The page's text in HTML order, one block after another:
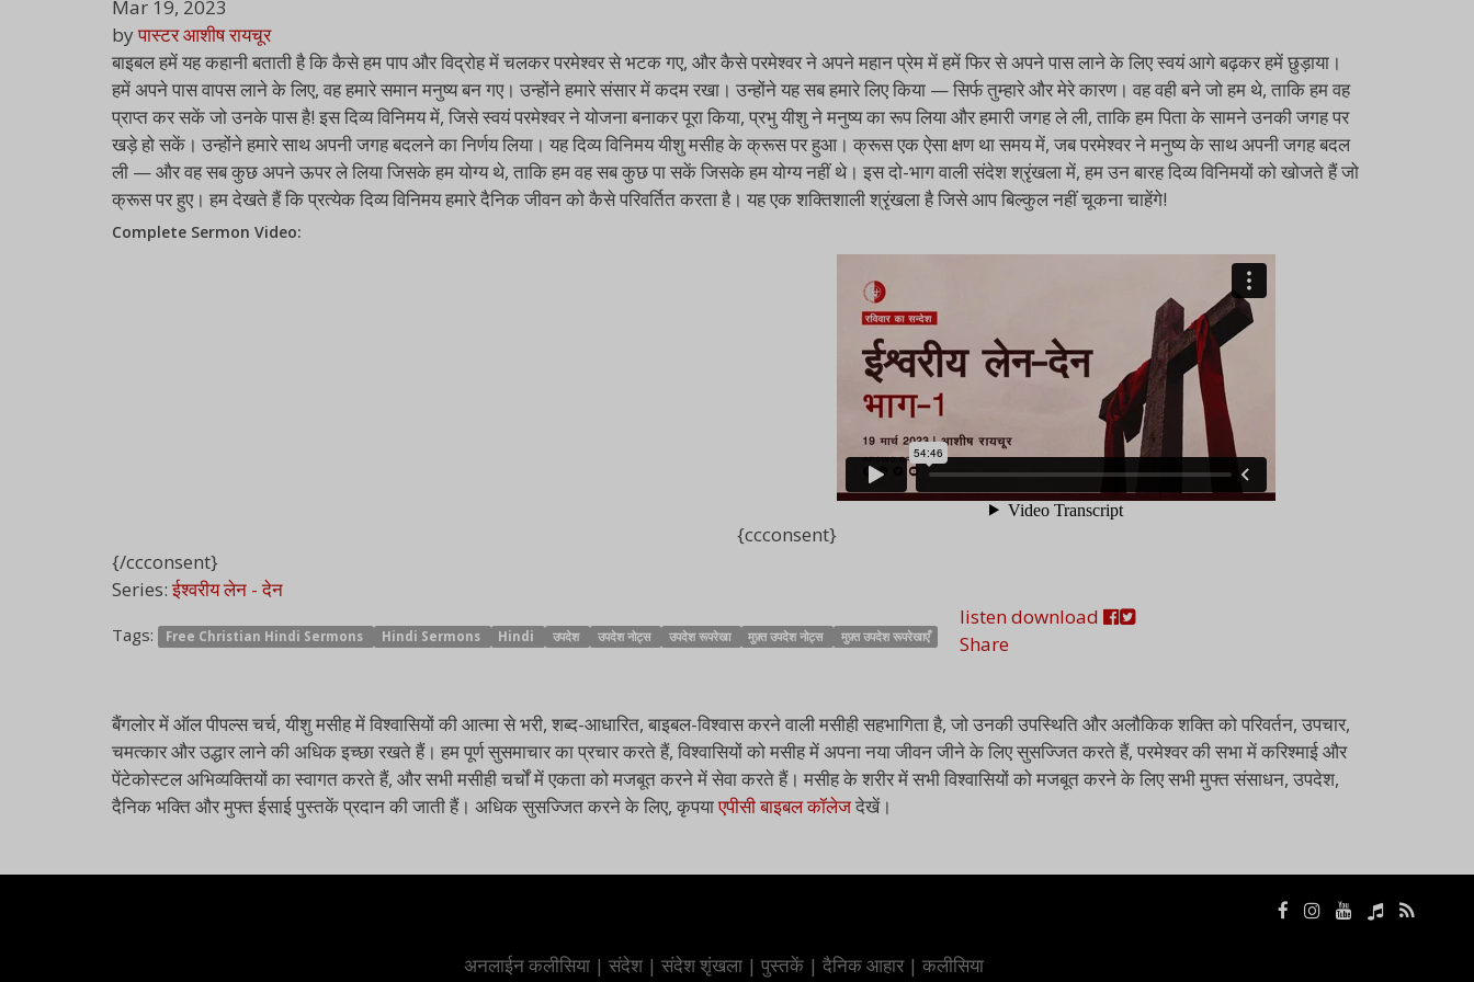
Mar 19, 2023
byपास्टर आशीष रायचूर
बाइबल हमें यह कहानी बताती है कि कैसे हम पाप और विद्रोह में चलकर परमेश्वर से भटक गए, और कैसे परमेश्वर ने अपने महान प्रेम में हमें फिर से अपने पास लाने के लिए स्वयं आगे बढ़कर हमें छुड़ाया।
हमें अपने पास वापस लाने के लिए, वह हमारे समान मनुष्य बन गए। उन्होंने हमारे संसार में कदम रखा। उन्होंने यह सब हमारे लिए किया — सिर्फ तुम्हारे और मेरे कारण। वह वही बने जो हम थे, ताकि हम वह
प्राप्त कर सकें जो उनके पास है! इस दिव्य विनिमय में, जिसे स्वयं परमेश्वर ने योजना बनाकर पूरा किया, प्रभु यीशु ने मनुष्य का रूप लिया और हमारी जगह ले ली, ताकि हम पिता के सामने उनकी जगह पर
खड़े हो सकें। उन्होंने हमारे साथ अपनी जगह बदलने का निर्णय लिया। यह दिव्य विनिमय यीशु मसीह के क्रूस पर हुआ। क्रूस एक ऐसा क्षण था समय में, जब परमेश्वर ने मनुष्य के साथ अपनी जगह बदल
ली — और वह सब कुछ अपने ऊपर ले लिया जिसके हम योग्य थे, ताकि हम वह सब कुछ पा सकें जिसके हम योग्य नहीं थे। इस दो-भाग वाली संदेश श्रृंखला में, हम उन बारह दिव्य विनिमयों को खोजते हैं जो
क्रूस पर हुए। हम देखते हैं कि प्रत्येक दिव्य विनिमय हमारे दैनिक जीवन को कैसे परिवर्तित करता है। यह एक शक्तिशाली श्रृंखला है जिसे आप बिल्कुल नहीं चूकना चाहेंगे!
Complete Sermon Video:
{ccconsent}
{/ccconsent}
Series:ईश्वरीय लेन - देन
Tags: Free Christian Hindi Sermons Hindi Sermons Hindi उपदेश उपदेश नोट्स उपदेश रूपरेखा मुफ़्त उपदेश नोट्स मुफ़्त उपदेश रूपरेखाएँ
listen download
Share
बैंगलोर में ऑल पीपल्स चर्च, यीशु मसीह में विश्वासियों की आत्मा से भरी, शब्द-आधारित, बाइबल-विश्वास करने वाली मसीही सहभागिता है, जो उनकी उपस्थिति और अलौकिक शक्ति को परिवर्तन, उपचार,
चमत्कार और उद्धार लाने की अधिक इच्छा रखते हैं। हम पूर्ण सुसमाचार का प्रचार करते हैं, विश्वासियों को मसीह में अपना नया जीवन जीने के लिए सुसज्जित करते हैं, परमेश्वर की सभा में करिश्माई और
पेंटेकोस्टल अभिव्यक्तियों का स्वागत करते हैं, और सभी मसीही चर्चों में एकता को मजबूत करने में सेवा करते हैं। मसीह के शरीर में सभी विश्वासियों को मजबूत करने के लिए सभी मुफ्त संसाधन, उपदेश,
दैनिक भक्ति और मुफ्त ईसाई पुस्तकें प्रदान की जाती हैं। अधिक सुसज्जित करने के लिए, कृपयाएपीसी बाइबल कॉलेजदेखें।
अनलाईन कलीसिया | संदेश | संदेश शृंखला | पुस्तकें | दैनिक आहार | कलीसिया